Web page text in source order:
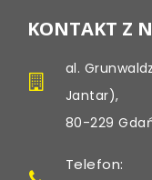
KONTAKT Z
al.
Jantar),
80-229
Telefon: